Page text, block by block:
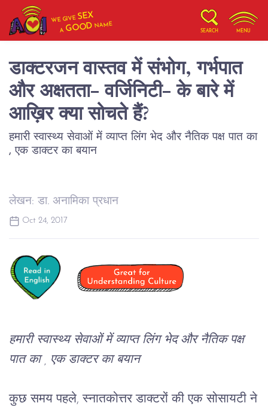
WE GIVESEX
AGOOD NAME
SEARCH MENU
डाक्टरजन वास्तव में संभोग, गर्भपात
और अक्षतता- वर्जिनिटी- के बारे में
आख़िर क्या सोचते हैं?
हमारी स्वास्थ्य सेवाओं में व्याप्त लिंग भेद और नैतिक पक्ष पात का
, एक डाक्टर का बयान
लेखन: डा. अनामिका प्रधान
Oct 24, 2017
हमारी स्वास्थ्य सेवाओं में व्याप्त लिंग भेद और नैतिक पक्ष
पात का , एक डाक्टर का बयान
कुछ समय पहले, स्नातकोत्तर डाक्टरों की एक सोसायटी ने